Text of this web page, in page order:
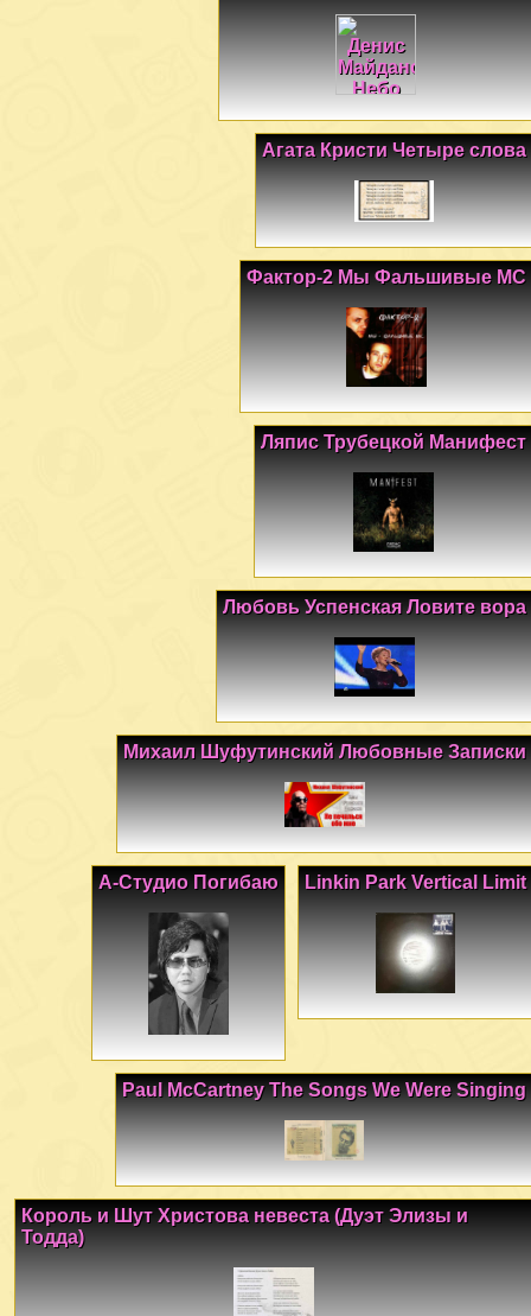
Агата Кристи Четыре слова
Фактор-2 Мы Фальшивые МС
Ляпис Трубецкой Манифест
Любовь Успенская Ловите вора
Михаил Шуфутинский Любовные Записки
Linkin Park Vertical Limit
А-Студио Погибаю
Paul McCartney The Songs We Were Singing
Король и Шут Христова невеста (Дуэт Элизы и
Тодда)